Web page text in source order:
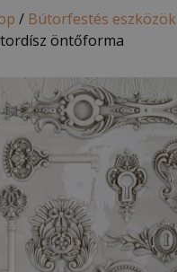
/ Bútorfestés eszközök
öntőforma